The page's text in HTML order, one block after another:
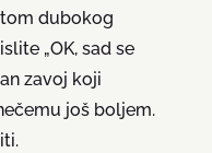
dubokog
„OK, sad se
zavoj koji
još boljem.